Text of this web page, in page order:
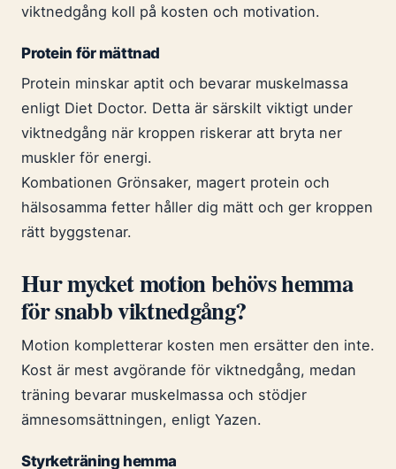
viktnedgång koll på kosten och motivation.
Protein för mättnad
Protein minskar aptit och bevarar muskelmassa
enligt Diet Doctor. Detta är särskilt viktigt under
viktnedgång när kroppen riskerar att bryta ner
muskler för energi.
Kombationen Grönsaker, magert protein och
hälsosamma fetter håller dig mätt och ger kroppen
rätt byggstenar.
Hur mycket motion behövs hemma
för snabb viktnedgång?
Motion kompletterar kosten men ersätter den inte.
Kost är mest avgörande för viktnedgång, medan
träning bevarar muskelmassa och stödjer
ämnesomsättningen, enligt Yazen.
Styrketräning hemma